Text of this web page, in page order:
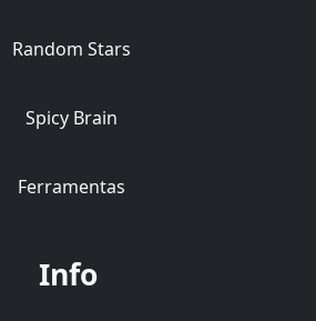
Random Stars
Spicy Brain
Ferramentas
Info